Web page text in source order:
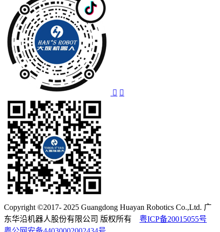
Copyright ©2017- 2025 Guangdong Huayan Robotics Co.,Ltd. 广
东华沿机器人股份有限公司 版权所有 粤ICP备20015055号